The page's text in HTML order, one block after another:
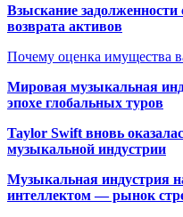
Взыскание
возврата активов
Почему оценка имущества
Мировая музыкальная
эпохе глобальных туров
Taylor Swift вновь
музыкальной индустрии
Музыкальная индустрия
интеллектом — рынок